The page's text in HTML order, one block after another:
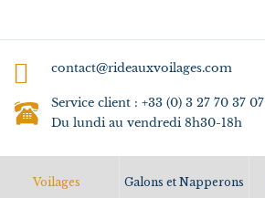
contact@rideauxvoilages.com
Service client : +33 (0) 3 27 70 37 07
Du lundi au vendredi 8h30-18h
Voilages Galons et Napperons